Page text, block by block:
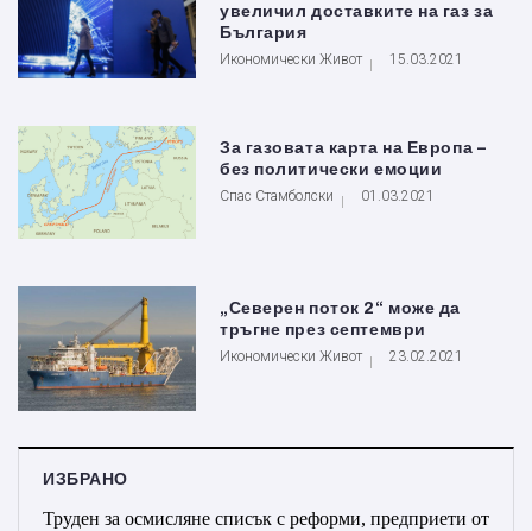
увеличил доставките на газ за
България
Икономически Живот 15.03.2021
За газовата карта на Европа –
без политически емоции
Спас Стамболски 01.03.2021
„Северен поток 2“ може да
тръгне през септември
Икономически Живот 23.02.2021
ИЗБРАНО
Труден за осмисляне списък с реформи, предприети от